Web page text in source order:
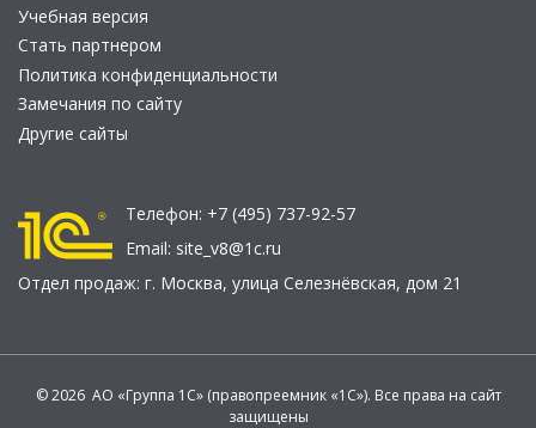
Учебная версия
Стать партнером
Политика конфиденциальности
Замечания по сайту
Другие сайты
Телефон: +7 (495) 737-92-57
Email: site_v8@1c.ru
Отдел продаж: г. Москва, улица Селезнёвская, дом 21
© 2026 АО «Группа 1С» (правопреемник «1С»). Все права на сайт
защищены